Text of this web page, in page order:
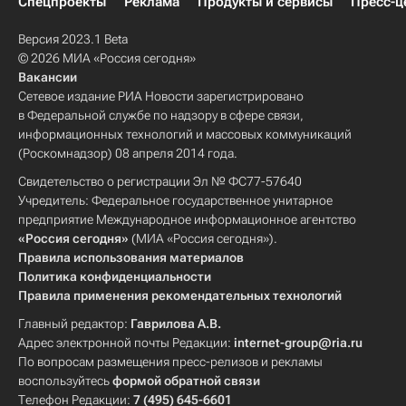
Саров
Кемеровская область
Томская область
Сибирский ФО
Приволжский ФО
Республика Татарстан (Татарстан)
Новосибирская область
Самарская область
Московская область (Подмосковье)
Удмуртская Республика (Удмуртия)
Чувашская Республика (Чувашия)
Каргасок
Мелекесский район
Каргасокский район
Весь мир
Версия 2023.1 Beta
© 2026 МИА «Россия сегодня»
Вакансии
Сетевое издание РИА Новости зарегистрировано
в Федеральной службе по надзору в сфере связи,
информационных технологий и массовых коммуникаций
(Роскомнадзор) 08 апреля 2014 года.
Свидетельство о регистрации Эл № ФС77-57640
Учредитель: Федеральное государственное унитарное
предприятие Международное информационное агентство
«Россия сегодня» (МИА «Россия сегодня»).
Правила использования материалов
Политика конфиденциальности
Правила применения рекомендательных технологий
Главный редактор: Гаврилова А.В.
Адрес электронной почты Редакции: internet-group@ria.ru
По вопросам размещения пресс-релизов и рекламы
воспользуйтесьформой обратной связи
Телефон Редакции: 7 (495) 645-6601